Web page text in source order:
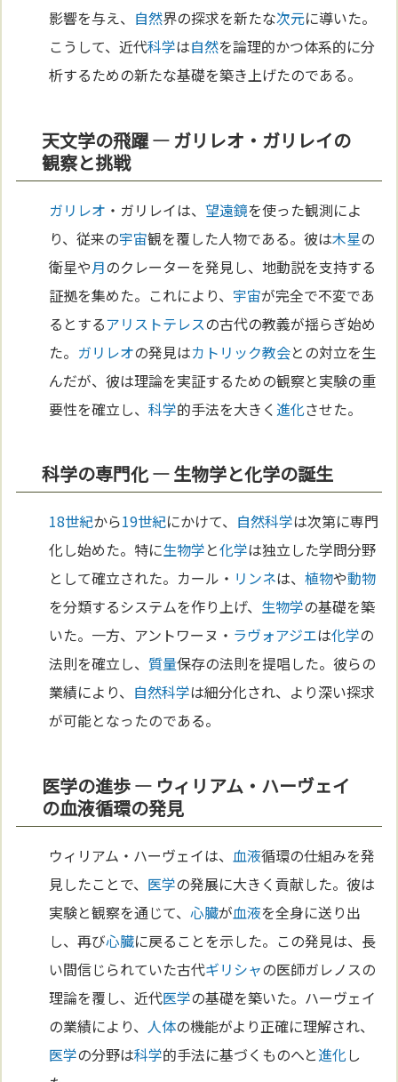
影響を与え、 自然界の探求を新たな次元に導いた。
こうして、近代科学は自然を論理的かつ体系的に分
析するための新たな基礎を築き上げたのである。
天文学の飛躍 — ガリレオ・ガリレイの
観察と挑戦
ガリレオ ・ガリレイは、望遠鏡を使った観測によ
り、従来の宇宙観を覆した人物である。彼は木星の
衛星や月のクレーターを発見し、地動説を支持する
証拠を集めた。これにより、 宇宙が完全で不変であ
るとするアリストテレスの古代の教義が揺らぎ始め
た。 ガリレオの発見はカトリック教会との対立を生
んだが、彼は理論を実証するための観察と実験の重
要性を確立し、科学的手法を大きく進化させた。
科学の専門化 — 生物学と化学の誕生
18世紀から19世紀にかけて、 自然科学は次第に専門
化し始めた。特に生物学と化学は独立した学問分野
として確立された。カール・ リンネは、植物や動物
を分類するシステムを作り上げ、 生物学の基礎を築
いた。一方、アントワーヌ・ ラヴォアジエは化学の
法則を確立し、質量保存の法則を提唱した。彼らの
業績により、 自然科学は細分化され、より深い探求
が可能となったのである。
医学の進歩 — ウィリアム・ハーヴェイ
の血液循環の発見
ウィリアム・ハーヴェイは、血液循環の仕組みを発
見したことで、 医学の発展に大きく貢献した。彼は
実験と観察を通じて、心臓が血液を全身に送り出
し、再び心臓に戻ることを示した。この発見は、長
い間信じられていた古代ギリシャの医師ガレノスの
理論を覆し、近代医学の基礎を築いた。ハーヴェイ
の業績により、 人体の機能がより正確に理解され、
医学の分野は科学的手法に基づくものへと進化し